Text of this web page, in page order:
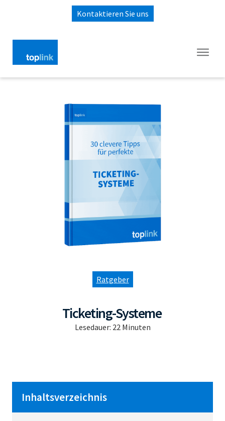
Kontaktieren Sie uns
Ratgeber
Ticketing-Systeme
Lesedauer: 22Minuten
Inhaltsverzeichnis